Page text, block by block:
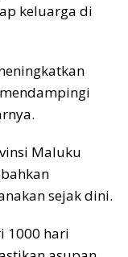
keluarga di
Maluku
sejak dini.
1000 hari